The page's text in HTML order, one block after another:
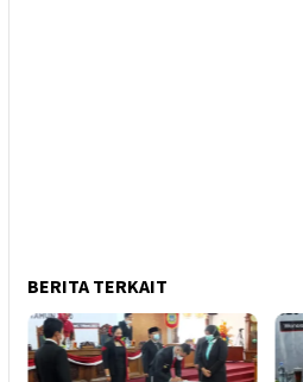
BERITA TERKAIT